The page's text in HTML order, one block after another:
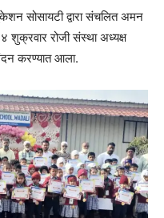
सोसायटी द्वारा संचलित अमन
शुक्रवार रोजी संस्था अध्यक्ष
करण्यात आला.